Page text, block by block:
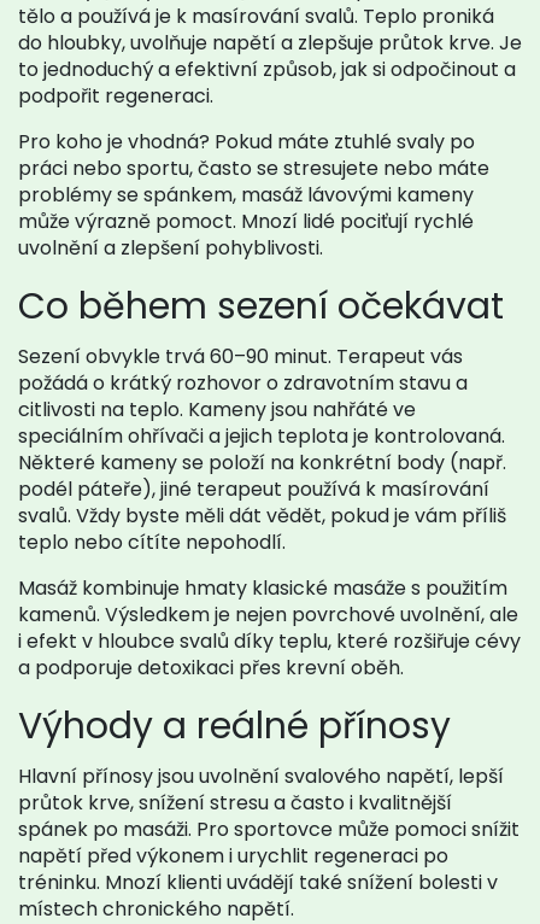
tělo a používá je k masírování svalů. Teplo proniká
do hloubky, uvolňuje napětí a zlepšuje průtok krve. Je
to jednoduchý a efektivní způsob, jak si odpočinout a
podpořit regeneraci.
Pro koho je vhodná? Pokud máte ztuhlé svaly po
práci nebo sportu, často se stresujete nebo máte
problémy se spánkem, masáž lávovými kameny
může výrazně pomoct. Mnozí lidé pociťují rychlé
uvolnění a zlepšení pohyblivosti.
Co během sezení očekávat
Sezení obvykle trvá 60–90 minut. Terapeut vás
požádá o krátký rozhovor o zdravotním stavu a
citlivosti na teplo. Kameny jsou nahřáté ve
speciálním ohřívači a jejich teplota je kontrolovaná.
Některé kameny se položí na konkrétní body (např.
podél páteře), jiné terapeut používá k masírování
svalů. Vždy byste měli dát vědět, pokud je vám příliš
teplo nebo cítíte nepohodlí.
Masáž kombinuje hmaty klasické masáže s použitím
kamenů. Výsledkem je nejen povrchové uvolnění, ale
i efekt v hloubce svalů díky teplu, které rozšiřuje cévy
a podporuje detoxikaci přes krevní oběh.
Výhody a reálné přínosy
Hlavní přínosy jsou uvolnění svalového napětí, lepší
průtok krve, snížení stresu a často i kvalitnější
spánek po masáži. Pro sportovce může pomoci snížit
napětí před výkonem i urychlit regeneraci po
tréninku. Mnozí klienti uvádějí také snížení bolesti v
místech chronického napětí.